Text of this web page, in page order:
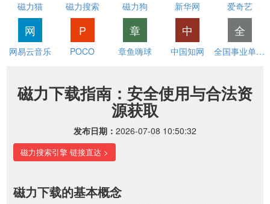
磁力猫 磁力搜索 磁力狗 新华网 爱奇艺
网
网易云音乐
P
POCO
章
章鱼嗨球
中
中国知网
全
全国事业单位招聘网
磁力下载指南：安全使用与合法资
源获取
发布日期： 2026-07-08 10:50:32
磁力搜索引擎 链接直达 >
磁力下载的基本概念